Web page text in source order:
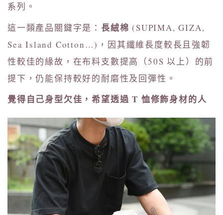
系列。
這一類產品關鍵字是： 長絨棉 (SUPIMA, GIZA,
Sea Island Cotton…)，因其纖維長度較長且強韌
性較佳的緣故，在布料支數提高（50S 以上）的前
提下，仍能保持較好的耐磨性及回彈性。
覺得自己身型欠佳，希望透過 T 恤修飾身材的人